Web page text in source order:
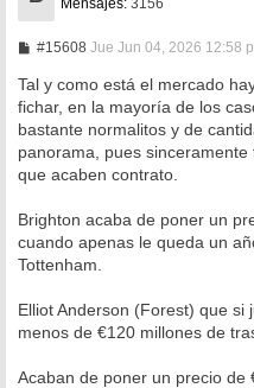
Mensajes: 3156
#15608M
n
s
a
Jue Jun 04, 2026 12:58
Tal y como está el mercado
fichar, en la mayoría de los
bastante normalitos y de
panorama, pues
que acaben contrato.
Brighton acaba de poner un
cuando apenas le queda un
Tottenham.
Elliot Anderson (Forest) que
menos de €120 millones de
Acaban de poner un precio de